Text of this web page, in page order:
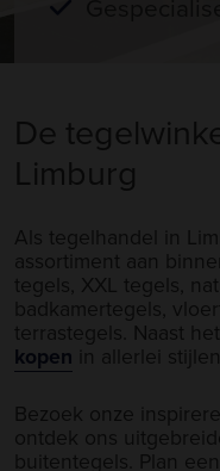
De
Limburg
Als tegelhandel in
assortiment aan
tegels, XXL tegels,
badkamertegels,
terrastegels. Naast
kopen in allerlei
Bezoek onze
ontdek ons
buitentegels. Plan